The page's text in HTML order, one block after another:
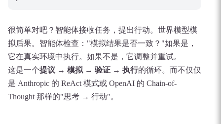
很简单对吧？智能体接收任务，提出行动。世界模型模
拟后果。智能体检查："模拟结果是否一致？"如果是，
它在真实环境中执行。如果不是，它调整并重试。
这是一个提议 → 模拟 → 验证 → 执行的循环。而不仅仅
是 Anthropic 的 ReAct 模式或 OpenAI 的 Chain-of-
Thought 那样的"思考 → 行动"。